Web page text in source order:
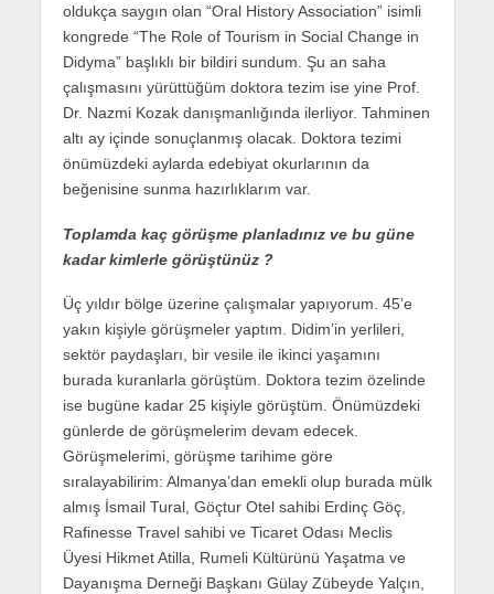
oldukça saygın olan “Oral History Association” isimli
kongrede “The Role of Tourism in Social Change in
Didyma” başlıklı bir bildiri sundum. Şu an saha
çalışmasını yürüttüğüm doktora tezim ise yine Prof.
Dr. Nazmi Kozak danışmanlığında ilerliyor. Tahminen
altı ay içinde sonuçlanmış olacak. Doktora tezimi
önümüzdeki aylarda edebiyat okurlarının da
beğenisine sunma hazırlıklarım var.
Toplamda kaç görüşme planladınız ve bu güne
kadar kimlerle görüştünüz ?
Üç yıldır bölge üzerine çalışmalar yapıyorum. 45’e
yakın kişiyle görüşmeler yaptım. Didim’in yerlileri,
sektör paydaşları, bir vesile ile ikinci yaşamını
burada kuranlarla görüştüm. Doktora tezim özelinde
ise bugüne kadar 25 kişiyle görüştüm. Önümüzdeki
günlerde de görüşmelerim devam edecek.
Görüşmelerimi, görüşme tarihime göre
sıralayabilirim: Almanya’dan emekli olup burada mülk
almış İsmail Tural, Göçtur Otel sahibi Erdinç Göç,
Rafinesse Travel sahibi ve Ticaret Odası Meclis
Üyesi Hikmet Atilla, Rumeli Kültürünü Yaşatma ve
Dayanışma Derneği Başkanı Gülay Zübeyde Yalçın,